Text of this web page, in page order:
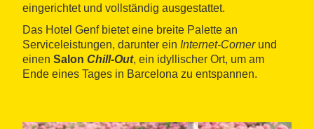
eingerichtet und vollständig ausgestattet.
Das Hotel Genf bietet eine breite Palette an
Serviceleistungen, darunter ein Internet-Cornerund
einen Salon Chill-Out, ein idyllischer Ort, um am
Ende eines Tages in Barcelona zu entspannen.